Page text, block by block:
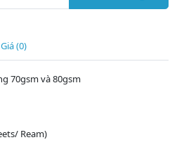
(0)
70gsm và 80gsm
Ream)